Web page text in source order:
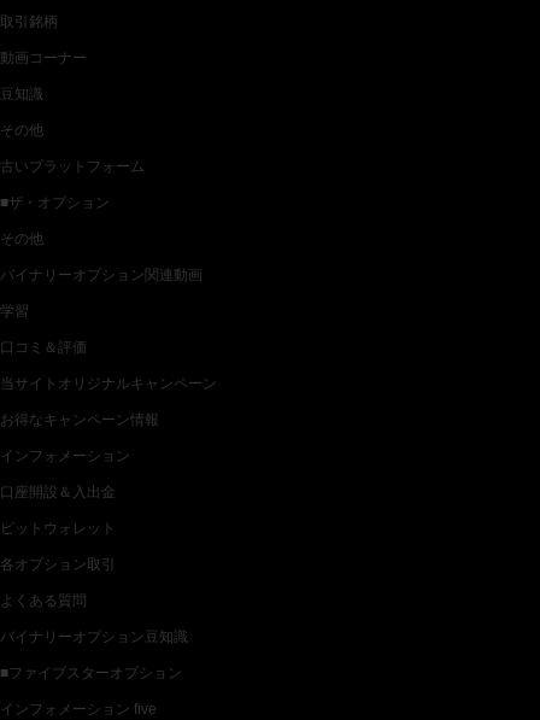
取引銘柄
動画コーナー
豆知識
その他
古いプラットフォーム
■ザ・オプション
その他
バイナリーオプション関連動画
学習
口コミ＆評価
当サイトオリジナルキャンペーン
お得なキャンペーン情報
インフォメーション
口座開設＆入出金
ビットウォレット
各オプション取引
よくある質問
バイナリーオプション豆知識
■ファイブスターオプション
インフォメーション five